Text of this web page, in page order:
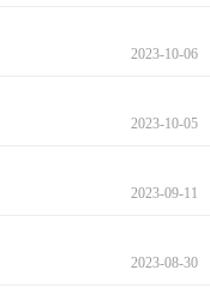
2023-10-06
2023-10-05
2023-09-11
2023-08-30